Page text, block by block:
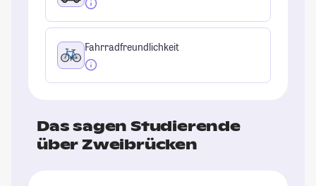
Fahrradfreundlichkeit
Das sagen Studierende
über Zweibrücken